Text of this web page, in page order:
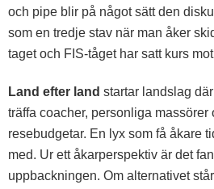
och pipe blir på något sätt den
som en tredje stav när man åker
taget och FIS-tåget har satt kurs
Land efter land startar landslag
träffa coacher, personliga massörer
resebudgetar. En lyx som få åkare
med. Ur ett åkarperspektiv är det
uppbackningen. Om alternativet